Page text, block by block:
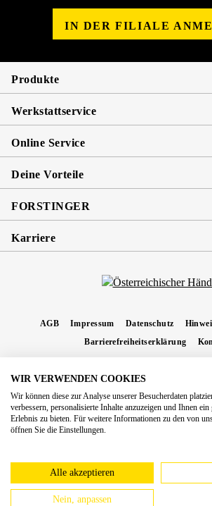
IN DER FILIALE
Produkte
Werkstattservice
Online Service
Deine Vorteile
FORSTINGER
Karriere
AGB Impressum Datenschutz
Barrierefreiheitserklärung
Nachnahmegebühren, wenn nicht anders
Copyright 2026 Forstinger Österreich
Königstetter Straße 128 - 134/OG3,
europäschen Online-Streitbeilegungs-Plattform hinzuweisen:
WIR VERWENDEN COOKIES
Wir können diese zur Analyse unserer Besucherdaten
verbessern, personalisierte Inhalte anzuzeigen und Ihnen
Erlebnis zu bieten. Für weitere Informationen zu den von
öffnen Sie die Einstellungen.
Alle akzeptieren
Nein, anpassen